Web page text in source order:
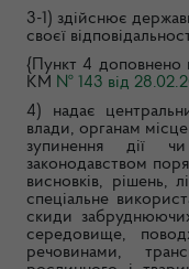
3-1) здійснює
своєї
{Пункт 4 доповнено
КМ № 143 від
4) надає
влади, органам
зупинення дії
законодавством
висновків, рішень,
спеціальне
скиди
середовище,
речовинами,